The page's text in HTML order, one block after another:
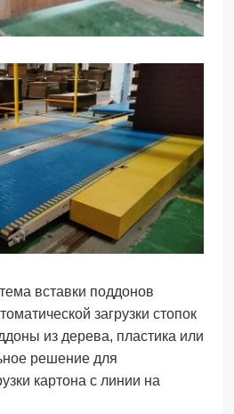
вставки поддонов
загрузки стопок
из дерева, пластика или
решение для
картона с линии на